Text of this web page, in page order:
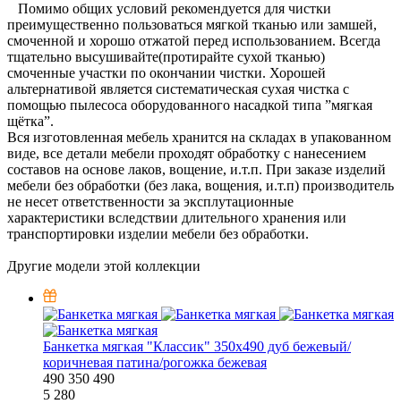
Помимо общих условий рекомендуется для чистки
преимущественно пользоваться мягкой тканью или замшей,
смоченной и хорошо отжатой перед использованием. Всегда
тщательно высушивайте(протирайте сухой тканью)
смоченные участки по окончании чистки. Хорошей
альтернативой является систематическая сухая чистка с
помощью пылесоса оборудованного насадкой типа ”мягкая
щётка”.
Вся изготовленная мебель хранится на складах в упакованном
виде, все детали мебели проходят обработку с нанесением
составов на основе лаков, вощение, и.т.п. При заказе изделий
мебели без обработки (без лака, вощения, и.т.п) производитель
не несет ответственности за эксплутационные
характеристики вследствии длительного хранения или
транспортировки изделии мебели без обработки.
Другие модели этой коллекции
Банкетка мягкая "Классик" 350х490 дуб бежевый/
коричневая патина/рогожка бежевая
490 350 490
5 280